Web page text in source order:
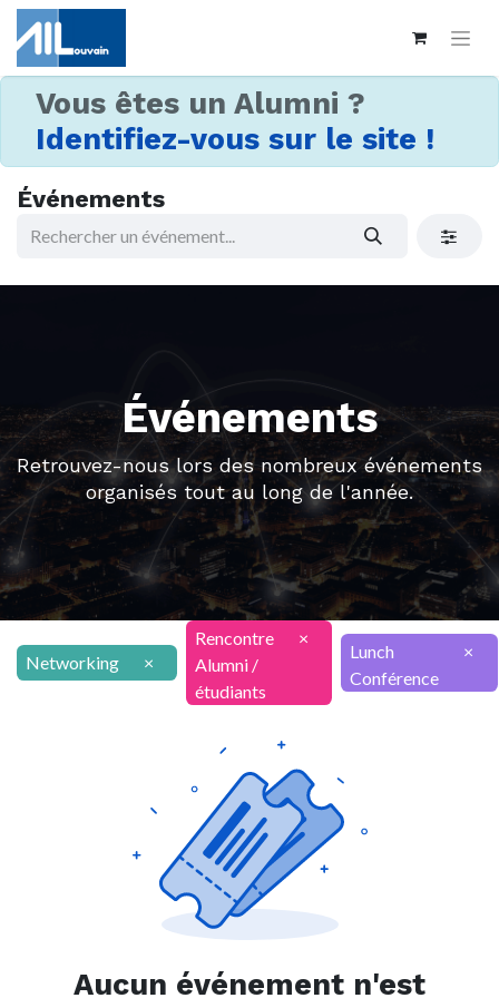
Vous êtes un Alumni ?
Identifiez-vous sur le site !
Événements
Événements
Retrouvez-nous lors des nombreux événements
organisés tout au long de l'année.
Networking ×
Rencontre
Alumni /
étudiants
×
Lunch
Conférence
×
Aucun événement n'est